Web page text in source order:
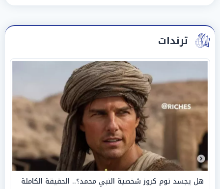
ترندات
هل يجسد توم كروز شخصية النبي محمد؟.. الحقيقة الكاملة